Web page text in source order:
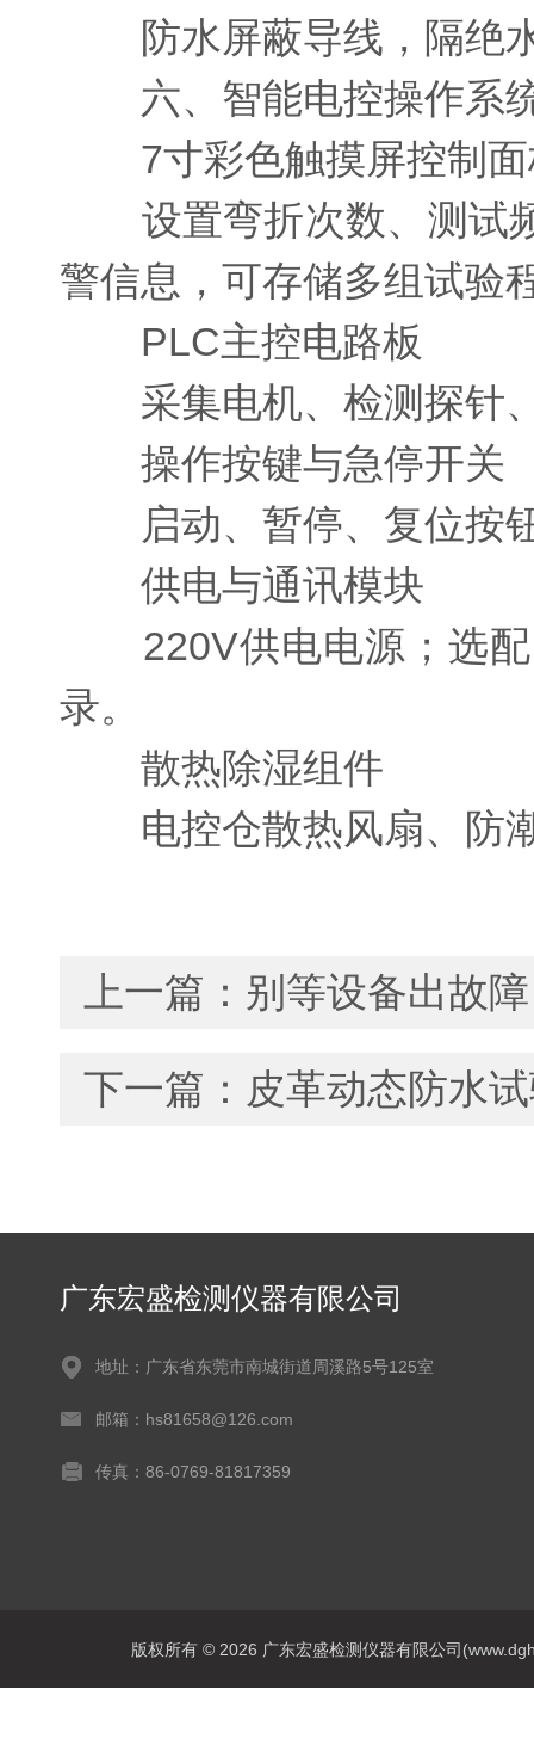
防水屏蔽导线，隔绝水
六、智能电控操作系
7寸彩色触摸屏控制面
设置弯折次数、测试频
警信息，可存储多组试验
PLC主控电路板
采集电机、检测探针、
操作按键与急停开关
启动、暂停、复位按钮
供电与通讯模块
220V供电电源；选配
录。
散热除湿组件
电控仓散热风扇、防潮
上一篇： 别等设备出故
下一篇： 皮革动态防水
广东宏盛检测仪器有限公司
地址：广东省东莞市南城街道周溪路5号125室
邮箱：hs81658@126.com
传真：86-0769-81817359
版权所有 © 2026 广东宏盛检测仪器有限公司